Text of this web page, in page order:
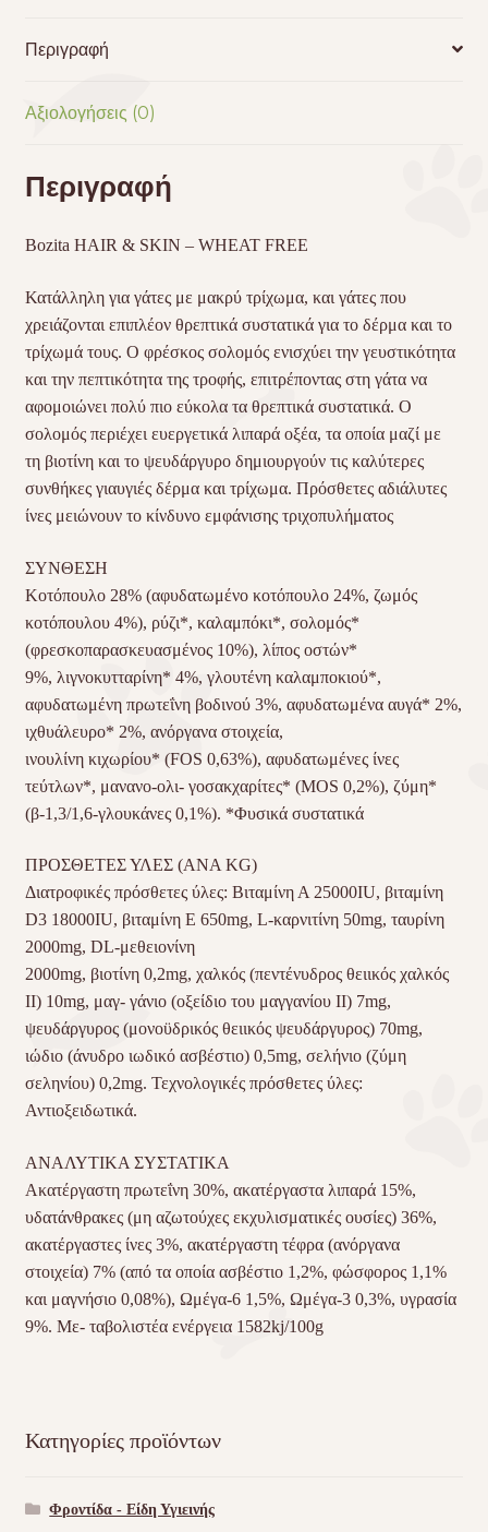
Περιγραφή
Αξιολογήσεις (0)
Περιγραφή
Bozita HAIR & SKIN – WHEAT FREE
Κατάλληλη για γάτες με μακρύ τρίχωμα, και γάτες που
χρειάζονται επιπλέον θρεπτικά συστατικά για το δέρμα και το
τρίχωμά τους. Ο φρέσκος σολομός ενισχύει την γευστικότητα
και την πεπτικότητα της τροφής, επιτρέποντας στη γάτα να
αφομοιώνει πολύ πιο εύκολα τα θρεπτικά συστατικά. Ο
σολομός περιέχει ευεργετικά λιπαρά οξέα, τα οποία μαζί με
τη βιοτίνη και το ψευδάργυρο δημιουργούν τις καλύτερες
συνθήκες γιαυγιές δέρμα και τρίχωμα. Πρόσθετες αδιάλυτες
ίνες μειώνουν το κίνδυνο εμφάνισης τριχοπυλήματος
ΣΥΝΘΕΣΗ
Κοτόπουλο 28% (αφυδατωμένο κοτόπουλο 24%, ζωμός
κοτόπουλου 4%), ρύζι*, καλαμπόκι*, σολομός*
(φρεσκοπαρασκευασμένος 10%), λίπος οστών*
9%, λιγνοκυτταρίνη* 4%, γλουτένη καλαμποκιού*,
αφυδατωμένη πρωτεΐνη βοδινού 3%, αφυδατωμένα αυγά* 2%,
ιχθυάλευρο* 2%, ανόργανα στοιχεία,
ινουλίνη κιχωρίου* (FOS 0,63%), αφυδατωμένες ίνες
τεύτλων*, μανανο-ολι- γοσακχαρίτες* (MOS 0,2%), ζύμη*
(β-1,3/1,6-γλουκάνες 0,1%). *Φυσικά συστατικά
ΠΡΟΣΘΕΤΕΣ ΥΛΕΣ (ΑΝΑ KG)
Διατροφικές πρόσθετες ύλες: Βιταμίνη Α 25000IU, βιταμίνη
D3 18000IU, βιταμίνη Ε 650mg, L-καρνιτίνη 50mg, ταυρίνη
2000mg, DL-μεθειονίνη
2000mg, βιοτίνη 0,2mg, χαλκός (πεντένυδρος θειικός χαλκός
ΙΙ) 10mg, μαγ- γάνιο (οξείδιο του μαγγανίου ΙΙ) 7mg,
ψευδάργυρος (μονοϋδρικός θειικός ψευδάργυρος) 70mg,
ιώδιο (άνυδρο ιωδικό ασβέστιο) 0,5mg, σελήνιο (ζύμη
σεληνίου) 0,2mg. Τεχνολογικές πρόσθετες ύλες:
Αντιοξειδωτικά.
ΑΝΑΛΥΤΙΚΑ ΣΥΣΤΑΤΙΚΑ
Ακατέργαστη πρωτεΐνη 30%, ακατέργαστα λιπαρά 15%,
υδατάνθρακες (μη αζωτούχες εκχυλισματικές ουσίες) 36%,
ακατέργαστες ίνες 3%, ακατέργαστη τέφρα (ανόργανα
στοιχεία) 7% (από τα οποία ασβέστιο 1,2%, φώσφορος 1,1%
και μαγνήσιο 0,08%), Ωμέγα-6 1,5%, Ωμέγα-3 0,3%, υγρασία
9%. Με- ταβολιστέα ενέργεια 1582kj/100g
Κατηγορίες προϊόντων
Φροντίδα - Είδη Υγιεινής